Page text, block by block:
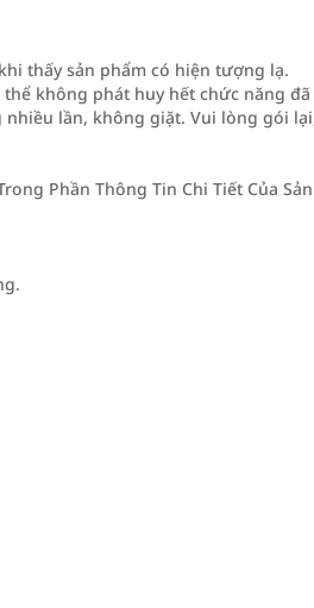
thấy sản phẩm có hiện tượng lạ.
không phát huy hết chức năng
lần, không giặt. Vui lòng gói
Phần Thông Tin Chi Tiết Của